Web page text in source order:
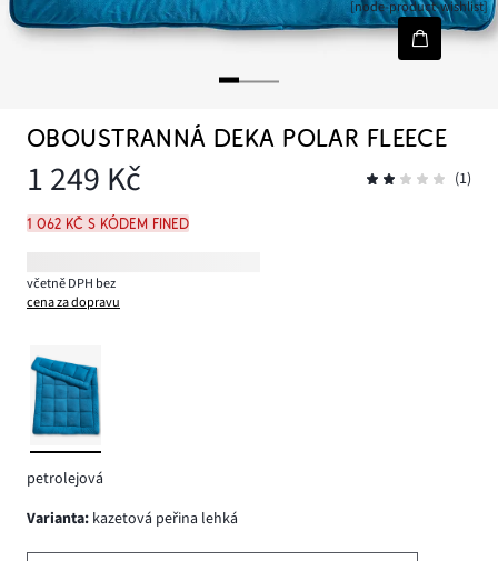
[node-product-wishlist]
OBOUSTRANNÁ DEKA POLAR FLEECE
1 249 Kč (1)
1 062 Kč s kódem FINED
včetně DPH bez
cena za dopravu
petrolejová
varianta: kazetová peřina lehká